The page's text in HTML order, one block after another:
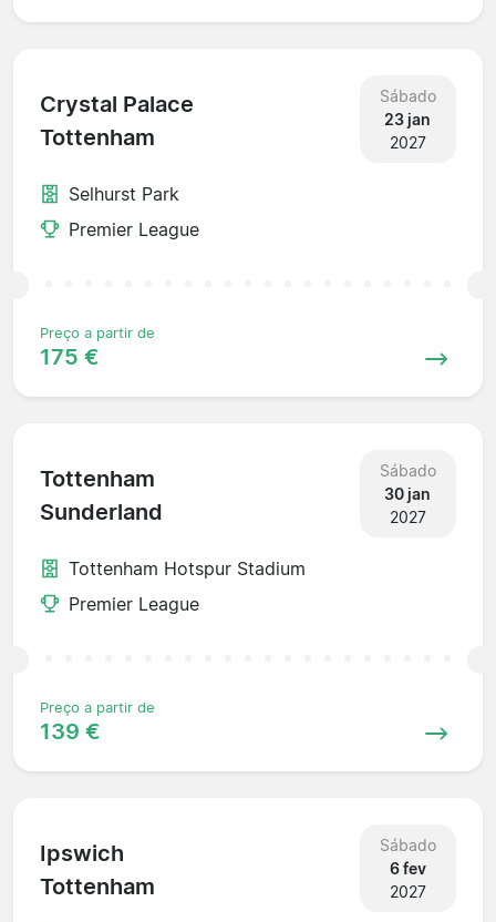
Crystal Palace
Tottenham
Sábado
23 jan
2027
Selhurst Park
Premier League
Preço a partir de
175 €
Tottenham
Sunderland
Sábado
30 jan
2027
Tottenham Hotspur Stadium
Premier League
Preço a partir de
139 €
Ipswich
Tottenham
Sábado
6 fev
2027